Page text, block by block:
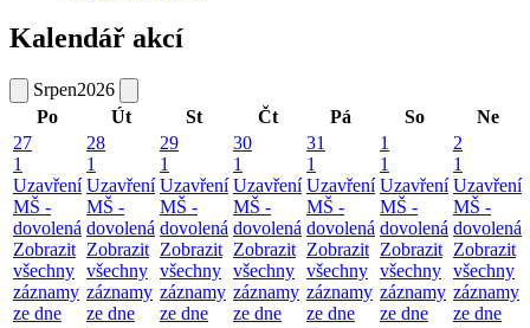
Kalendář akcí
Srpen2026
Po
Út St Čt Pá So
Ne
27
1
Uzavření
MŠ -
dovolená
Zobrazit
všechny
záznamy
ze dne
28
1
Uzavření
MŠ -
dovolená
Zobrazit
všechny
záznamy
ze dne
29
1
Uzavření
MŠ -
dovolená
Zobrazit
všechny
záznamy
ze dne
30
1
Uzavření
MŠ -
dovolená
Zobrazit
všechny
záznamy
ze dne
31
1
Uzavření
MŠ -
dovolená
Zobrazit
všechny
záznamy
ze dne
1
1
Uzavření
MŠ -
dovolená
Zobrazit
všechny
záznamy
ze dne
2
1
Uzavření
MŠ -
dovolená
Zobrazit
všechny
záznamy
ze dne